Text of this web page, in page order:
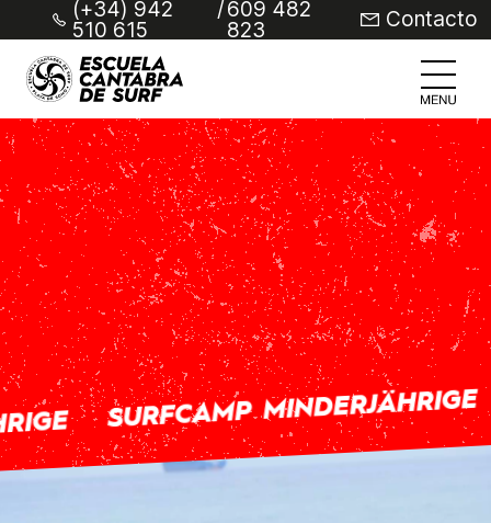
(+34) 942
510 615
/609 482
823 Contacto
SURFCAMP MINDERJÄHRIGE